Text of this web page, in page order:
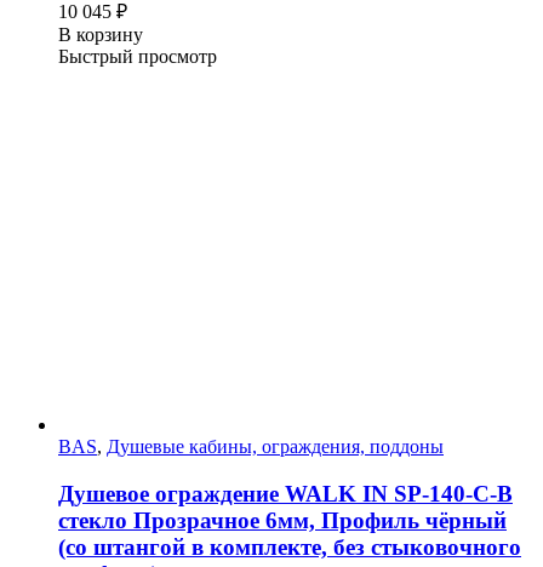
10 045 ₽
В корзину
Быстрый просмотр
BAS, Душевые кабины, ограждения, поддоны
Душевое ограждение WALK IN SP-140-C-B
стекло Прозрачное 6мм, Профиль чёрный
(со штангой в комплекте, без стыковочного